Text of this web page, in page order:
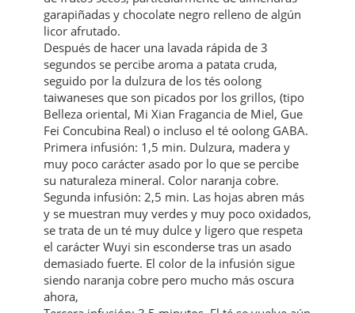
garapiñadas y chocolate negro relleno de algún
licor afrutado.
Después de hacer una lavada rápida de 3
segundos se percibe aroma a patata cruda,
seguido por la dulzura de los tés oolong
taiwaneses que son picados por los grillos, (tipo
Belleza oriental, Mi Xian Fragancia de Miel, Gue
Fei Concubina Real) o incluso el té oolong GABA.
Primera infusión: 1,5 min. Dulzura, madera y
muy poco carácter asado por lo que se percibe
su naturaleza mineral. Color naranja cobre.
Segunda infusión: 2,5 min. Las hojas abren más
y se muestran muy verdes y muy poco oxidados,
se trata de un té muy dulce y ligero que respeta
el carácter Wuyi sin esconderse tras un asado
demasiado fuerte. El color de la infusión sigue
siendo naranja cobre pero mucho más oscura
ahora,